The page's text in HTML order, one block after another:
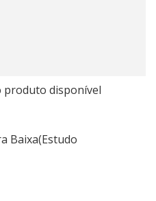
produto disponível
Baixa(Estudo